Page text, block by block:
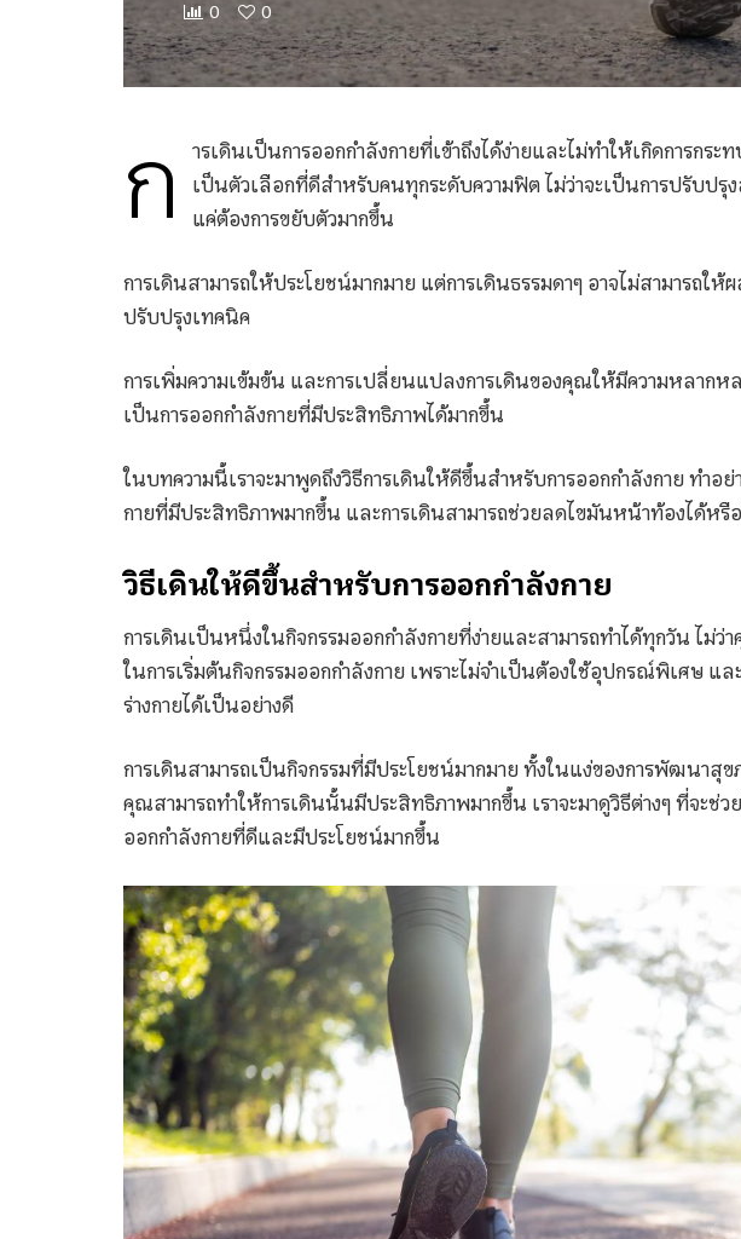
0 0
ก
ารเดินเป็นการออกกำลังกายที่เข้าถึงได้ง่ายและไม่ทำให้เกิดการกระ
เป็นตัวเลือกที่ดีสำหรับคนทุกระดับความฟิต ไม่ว่าจะเป็นการปรับปรุ
แค่ต้องการขยับตัวมากขึ้น
การเดินสามารถให้ประโยชน์มากมาย แต่การเดินธรรมดาๆ อาจไม่สามารถ
ปรับปรุงเทคนิค
การเพิ่มความเข้มข้น และการเปลี่ยนแปลงการเดินของคุณให้มีความหลากห
เป็นการออกกำลังกายที่มีประสิทธิภาพได้มากขึ้น
ในบทความนี้เราจะมาพูดถึงวิธีการเดินให้ดีขึ้นสำหรับการออกกำลังกาย ทำอย่
กายที่มีประสิทธิภาพมากขึ้น และการเดินสามารถช่วยลดไขมันหน้าท้องได้หรื
วิธีเดินให้ดีขึ้นสำหรับการออกกำลังกาย
การเดินเป็นหนึ่งในกิจกรรมออกกำลังกายที่ง่ายและสามารถทำได้ทุกวัน ไม่
ในการเริ่มต้นกิจกรรมออกกำลังกาย เพราะไม่จำเป็นต้องใช้อุปกรณ์พิเศษ แ
ร่างกายได้เป็นอย่างดี
การเดินสามารถเป็นกิจกรรมที่มีประโยชน์มากมาย ทั้งในแง่ของการพัฒนาสุข
คุณสามารถทำให้การเดินนั้นมีประสิทธิภาพมากขึ้น เราจะมาดูวิธีต่างๆ ที่จะช่
ออกกำลังกายที่ดีและมีประโยชน์มากขึ้น